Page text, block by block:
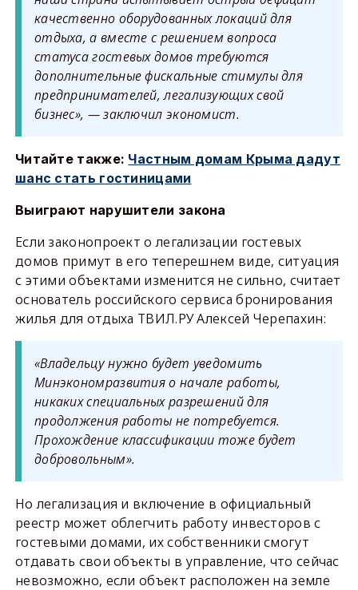
качественно оборудованных локаций для
отдыха, а вместе с решением вопроса
статуса гостевых домов требуются
дополнительные фискальные стимулы для
предпринимателей, легализующих свой
бизнес», — заключил экономист.
Читайте также: Частным домам Крыма дадут
шанс стать гостиницами
Выиграют нарушители закона
Если законопроект о легализации гостевых
домов примут в его теперешнем виде, ситуация
с этими объектами изменится не сильно, считает
основатель российского сервиса бронирования
жилья для отдыха ТВИЛ.РУ Алексей Черепахин:
«Владельцу нужно будет уведомить
Минэкономразвития о начале работы,
никаких специальных разрешений для
продолжения работы не потребуется.
Прохождение классификации тоже будет
добровольным».
Но легализация и включение в официальный
реестр может облегчить работу инвесторов с
гостевыми домами, их собственники смогут
отдавать свои объекты в управление, что сейчас
невозможно, если объект расположен на земле